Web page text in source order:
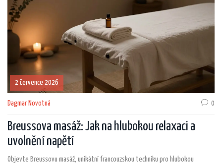
2 července 2026
Dagmar Novotná 0
Breussova masáž: Jak na hlubokou relaxaci a
uvolnění napětí
Objevte Breussovu masáž, unikátní francouzskou techniku pro hlubokou